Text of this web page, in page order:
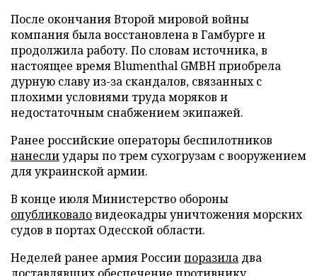
После окончания Второй мировой войны
компания была восстановлена в Гамбурге и
продолжила работу. По словам источника, в
настоящее время Blumenthal GMBH приобрела
дурную славу из-за скандалов, связанных с
плохими условиями труда моряков и
недостаточным снабжением экипажей.
Ранее российские операторы беспилотников
нанеслиудары по трем сухогрузам с вооружением
для украинской армии.
В конце июля Министерство обороны
опубликоваловидеокадры уничтожения морских
судов в портах Одесской области.
Неделей ранее армия Россиипоразила два